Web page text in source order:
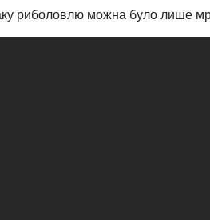
риболовлю можна було лише